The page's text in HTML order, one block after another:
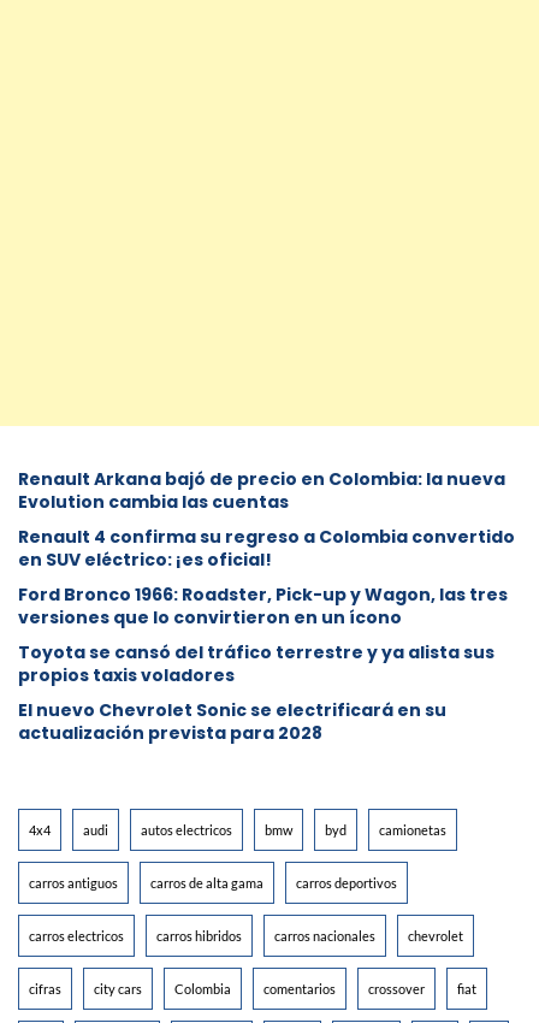
Renault Arkana bajó de precio en Colombia: la nueva
Evolution cambia las cuentas
Renault 4 confirma su regreso a Colombia convertido
en SUV eléctrico: ¡es oficial!
Ford Bronco 1966: Roadster, Pick-up y Wagon, las tres
versiones que lo convirtieron en un ícono
Toyota se cansó del tráfico terrestre y ya alista sus
propios taxis voladores
El nuevo Chevrolet Sonic se electrificará en su
actualización prevista para 2028
4x4 audi autos electricos bmw byd camionetas
carros antiguos carros de alta gama carros deportivos
carros electricos carros hibridos carros nacionales chevrolet
cifras city cars Colombia comentarios crossover fiat